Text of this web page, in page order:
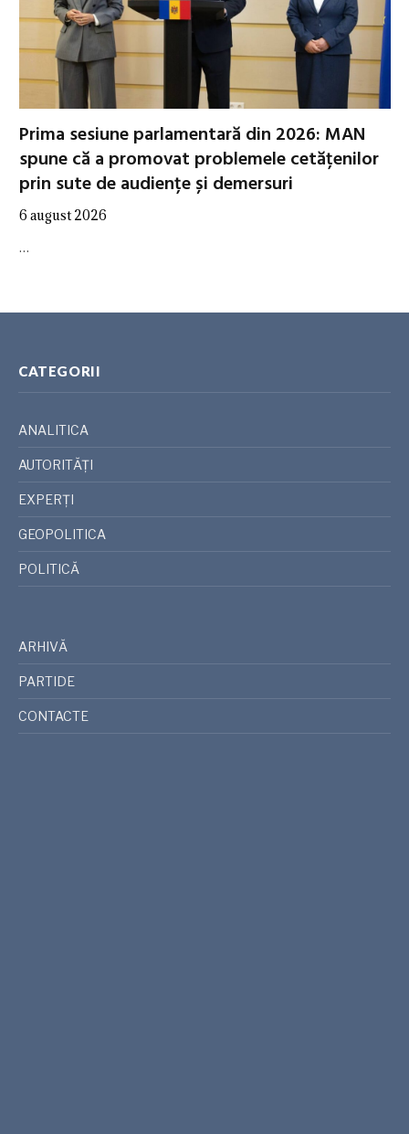
Prima sesiune parlamentară din 2026: MAN
spune că a promovat problemele cetățenilor
prin sute de audiențe și demersuri
6 august 2026
…
CATEGORII
ANALITICA
AUTORITĂȚI
EXPERȚI
GEOPOLITICA
POLITICĂ
ARHIVĂ
PARTIDE
CONTACTE